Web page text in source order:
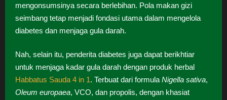
mengonsumsinya secara berlebihan. Pola makan gizi
seimbang tetap menjadi fondasi utama dalam mengelola
diabetes dan menjaga gula darah.
Nah, selain itu, penderita diabetes juga dapat berikhtiar
untuk menjaga kadar gula darah dengan produk herbal
Habbatus Sauda 4 in 1. Terbuat dari formula Nigella sativa,
Oleum europaea, VCO, dan propolis, dengan khasiat